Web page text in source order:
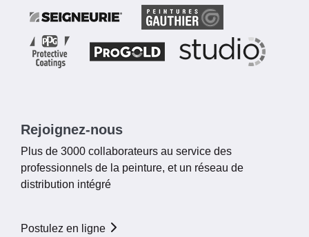
Rejoignez-nous
Plus de 3000 collaborateurs au service des
professionnels de la peinture, et un réseau de
distribution intégré
Postulez en ligne